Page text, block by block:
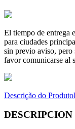
El tiempo de entrega
para ciudades
sin previo aviso, pero
favor comunicarse al
Descrição do Produto
DESCRIPCION